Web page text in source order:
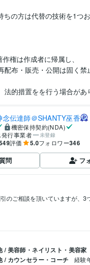
の方は代替の技術を1つ
権は作成者に帰属し、
配布・販売・公開は固く禁
的措置をを行う場合があ
念伝達師＠SHANTY巫香
機密保持契約(NDA)
行事業者
未登録
評価 5.0フォロワー346
問 フ
のご相談を頂いていますが、3
/ 美容師・ネイリスト・美容家
/ カウンセラー・コーチ 経験